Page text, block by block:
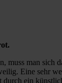
muss man
Eine sehr
ein